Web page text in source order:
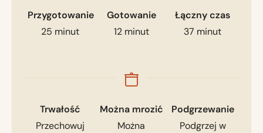
Przygotowanie
25 minut
Gotowanie
12 minut
Łączny czas
37 minut
Trwałość
Przechowuj
Można mrozić
Można
Podgrzewanie
Podgrzej w